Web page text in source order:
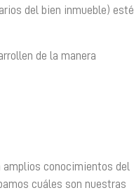
del bien inmueble) esté
de la manera
amplios conocimientos del
cuáles son nuestras